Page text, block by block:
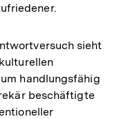
sieht
handlungsfähig
beschäftigte